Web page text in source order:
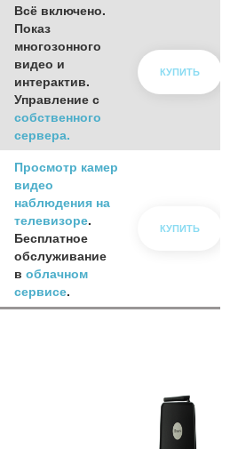
Всё включено.
Показ
многозонного
видео и
интерактив.
Управление с
собственного
сервера.
КУПИТЬ
Просмотр камер
видео
наблюдения на
телевизоре.
Бесплатное
обслуживание
в облачном
сервисе.
КУПИТЬ